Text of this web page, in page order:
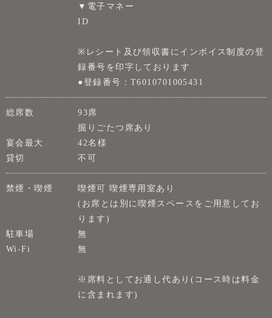
▼電子マネー
ID
※レシート及び領収書にインボイス制度の登
録番号を印字しております
●登録番号：T6010701005431
総席数
93席
掘りごたつ席あり
宴会最大
42名様
貸切
不可
禁煙・喫煙
喫煙可 喫煙専用室あり
(お席とは別に喫煙スペースをご用意してお
ります)
駐車場
無
Wi-Fi
無
※席料としてお通し代あり(コース時は料金
に含まれます)